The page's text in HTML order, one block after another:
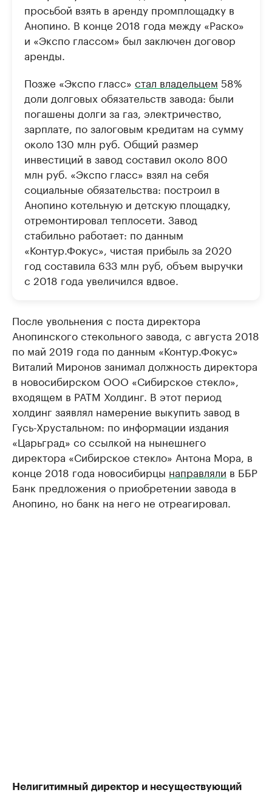
просьбой взять в аренду промплощадку в
Анопино. В конце 2018 года между «Раско»
и «Экспо глассом» был заключен договор
аренды.
Позже «Экспо гласс» стал владельцем 58%
доли долговых обязательств завода: были
погашены долги за газ, электричество,
зарплате, по залоговым кредитам на сумму
около 130 млн руб. Общий размер
инвестиций в завод составил около 800
млн руб. «Экспо гласс» взял на себя
социальные обязательства: построил в
Анопино котельную и детскую площадку,
отремонтировал теплосети. Завод
стабильно работает: по данным
«Контур.Фокус», чистая прибыль за 2020
год составила 633 млн руб, объем выручки
с 2018 года увеличился вдвое.
После увольнения с поста директора
Анопинского стекольного завода, с августа 2018
по май 2019 года по данным «Контур.Фокус»
Виталий Миронов занимал должность директора
в новосибирском ООО «Сибирское стекло»,
входящем в РАТМ Холдинг. В этот период
холдинг заявлял намерение выкупить завод в
Гусь-Хрустальном: по информации издания
«Царьград» со ссылкой на нынешнего
директора «Сибирское стекло» Антона Мора, в
конце 2018 года новосибирцы направляли в ББР
Банк предложения о приобретении завода в
Анопино, но банк на него не отреагировал.
Нелигитимный директор и несуществующий